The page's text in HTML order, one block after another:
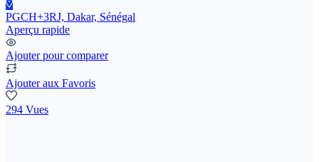
PGCH+3RJ, Dakar, Sénégal
Aperçu rapide
Ajouter pour comparer
Ajouter aux Favoris
294 Vues